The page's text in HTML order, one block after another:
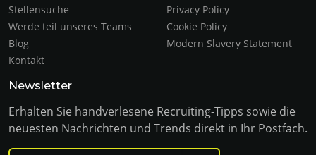
Stellensuche
Werde teil unseres Teams
Blog
Kontakt
Privacy Policy
Cookie Policy
Modern Slavery Statement
Newsletter
Erhalten Sie handverlesene Recruiting-Tipps sowie die
neuesten Nachrichten und Trends direkt in Ihr Postfach.